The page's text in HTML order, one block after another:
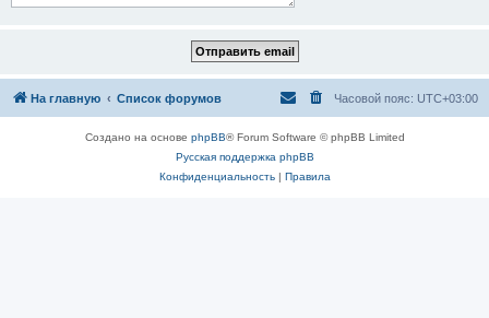
На главную Список форумов Часовой пояс: UTC+03:00
Создано на основе phpBB® Forum Software © phpBB Limited
Русская поддержка phpBB
Конфиденциальность| Правила